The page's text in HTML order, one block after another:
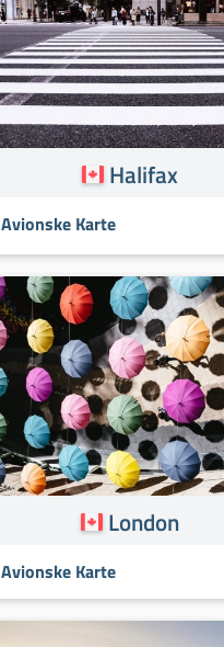
Halifax
Avionske Karte
London
Avionske Karte